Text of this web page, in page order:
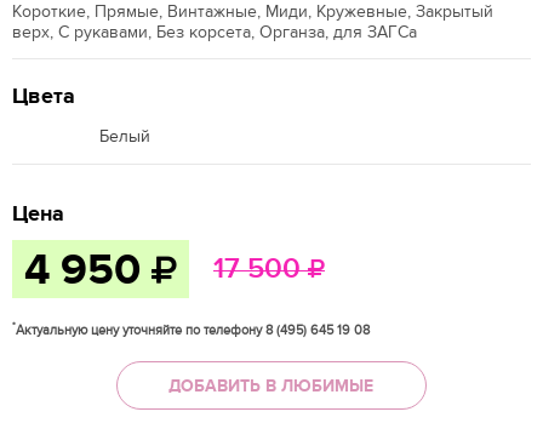
Короткие, Прямые, Винтажные, Миди, Кружевные, Закрытый
верх, С рукавами, Без корсета, Органза, для ЗАГСа
Цвета
Белый
Цена
4 950 17 500
*Актуальную цену уточняйте по телефону 8 (495) 645 19 08
ДОБАВИТЬ В ЛЮБИМЫЕ